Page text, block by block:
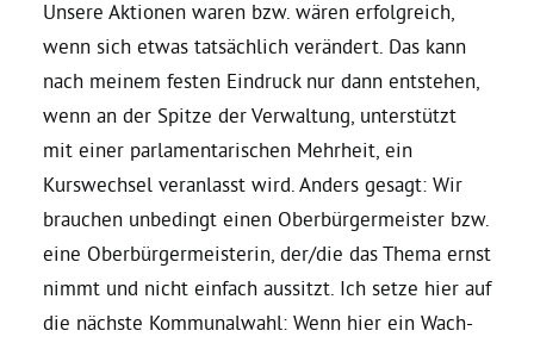
Unsere Aktionen waren bzw. wären erfolgreich,
wenn sich etwas tatsächlich verändert. Das kann
nach meinem festen Eindruck nur dann entstehen,
wenn an der Spitze der Verwaltung, unterstützt
mit einer parlamentarischen Mehrheit, ein
Kurswechsel veranlasst wird. Anders gesagt: Wir
brauchen unbedingt einen Oberbürgermeister bzw.
eine Oberbürgermeisterin, der/die das Thema ernst
nimmt und nicht einfach aussitzt. Ich setze hier auf
die nächste Kommunalwahl: Wenn hier ein Wach-